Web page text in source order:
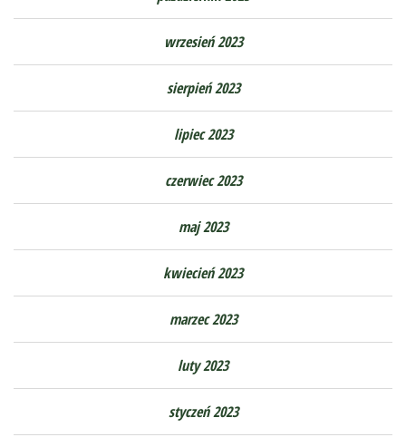
wrzesień 2023
sierpień 2023
lipiec 2023
czerwiec 2023
maj 2023
kwiecień 2023
marzec 2023
luty 2023
styczeń 2023